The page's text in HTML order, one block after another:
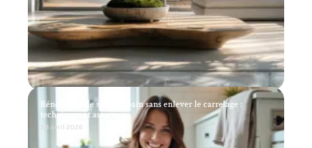
Rénovation de salle de bain sans enlever le carrelage :
techniques et astuces
28 avril 2026